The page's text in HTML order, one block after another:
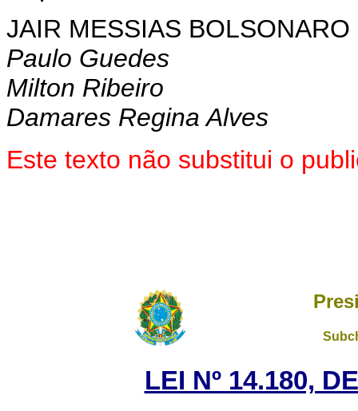
JAIR MESSIAS BOLSONARO
Paulo Guedes
Milton Ribeiro
Damares Regina Alves
Este texto não substitui o
LEI Nº 14.180,